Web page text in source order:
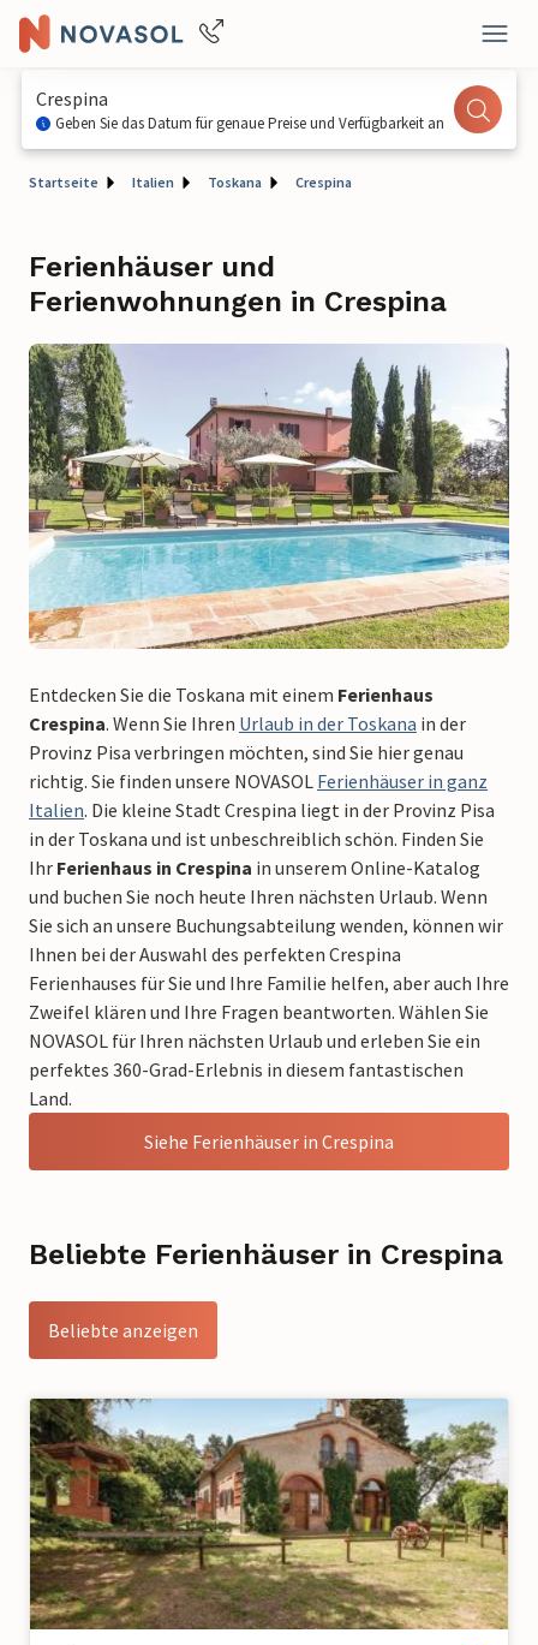
Crespina
Geben Sie das Datum für genaue Preise und Verfügbarkeit an
Startseite Italien Toskana Crespina
Ferienhäuser und
Ferienwohnungen in Crespina
Entdecken Sie die Toskana mit einem Ferienhaus
Crespina. Wenn Sie Ihren Urlaub in der Toskana in der
Provinz Pisa verbringen möchten, sind Sie hier genau
richtig. Sie finden unsere NOVASOL Ferienhäuser in ganz
Italien. Die kleine Stadt Crespina liegt in der Provinz Pisa
in der Toskana und ist unbeschreiblich schön. Finden Sie
Ihr Ferienhaus in Crespina in unserem Online-Katalog
und buchen Sie noch heute Ihren nächsten Urlaub. Wenn
Sie sich an unsere Buchungsabteilung wenden, können wir
Ihnen bei der Auswahl des perfekten Crespina
Ferienhauses für Sie und Ihre Familie helfen, aber auch Ihre
Zweifel klären und Ihre Fragen beantworten. Wählen Sie
NOVASOL für Ihren nächsten Urlaub und erleben Sie ein
perfektes 360-Grad-Erlebnis in diesem fantastischen
Land.
Siehe Ferienhäuser in Crespina
Beliebte Ferienhäuser in Crespina
Beliebte anzeigen